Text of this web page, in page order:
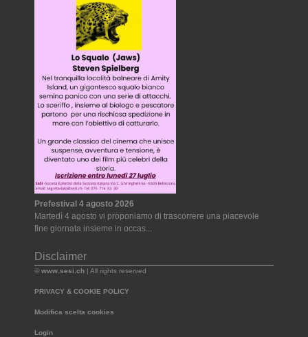
Prefestival 4 agosto 2026
Martedì 4 agosto vi proponiamo di trascorrere una piacevole
fine giornata insieme in occas...
Disclaimer
© www.sesi.ch | All rights reserved
PRIVACY & COOKIE POLICY
Modifica scelta cookies
Login